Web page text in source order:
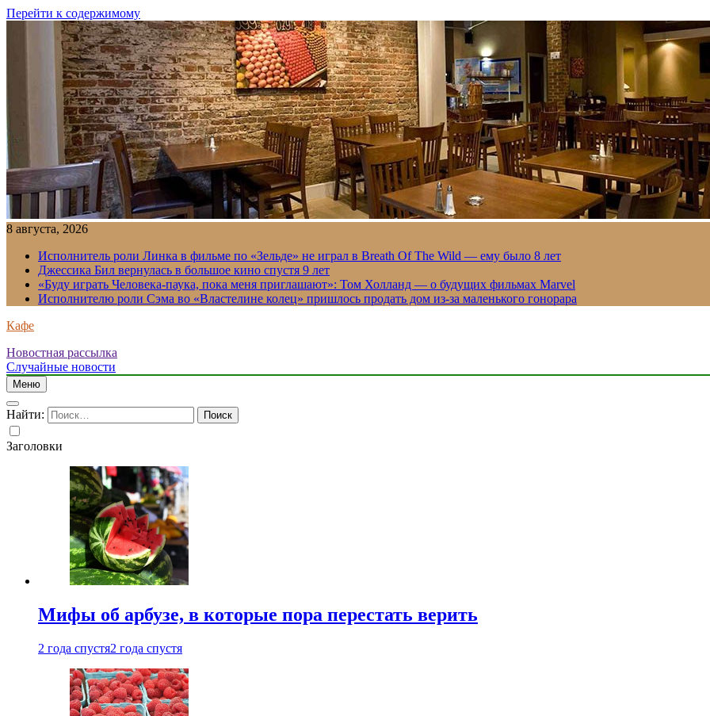
Перейти к содержимому
8 августа, 2026
Исполнитель роли Линка в фильме по «Зельде» не играл в Breath Of The Wild — ему было 8 лет
Джессика Бил вернулась в большое кино спустя 9 лет
«Буду играть Человека-паука, пока меня приглашают»: Том Холланд — о будущих фильмах Marvel
Исполнителю роли Сэма во «Властелине колец» пришлось продать дом из-за маленького гонорара
Кафе
Новостная рассылка
Случайные новости
Меню
Найти:
Заголовки
Мифы об арбузе, в которые пора перестать верить
2 года спустя2 года спустя